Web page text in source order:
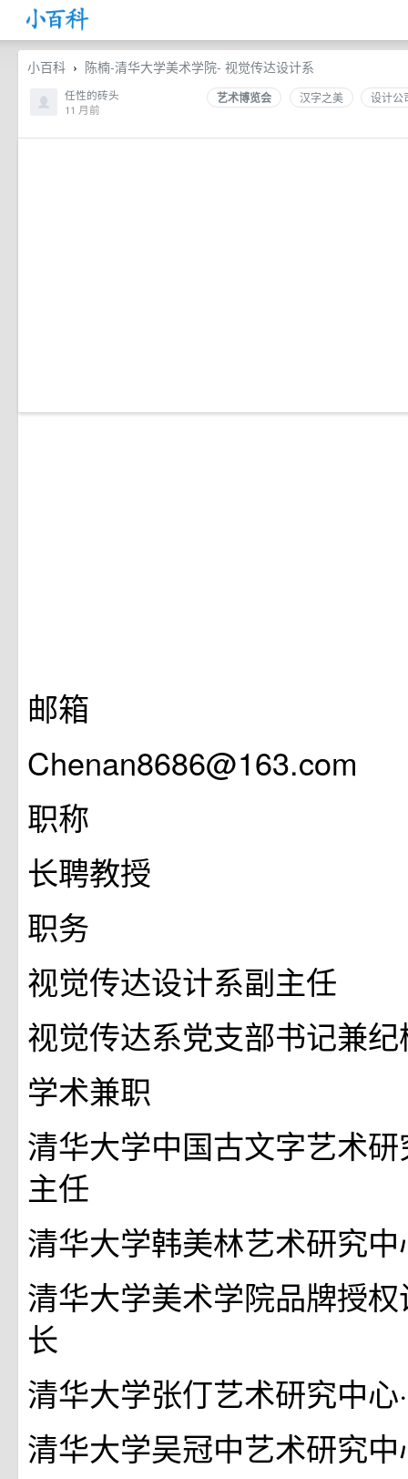
小百科 › 陈楠-清华大学美术学院- 视觉传达设计系
艺术博览会 汉字之美 设计公
任性的砖头
11 月前
邮箱
Chenan8686@163.com
职称
长聘教授
职务
视觉传达设计系副主任
视觉传达系党支部书记兼
学术兼职
清华大学中国古文字艺术研
主任
清华大学韩美林艺术研究中
清华大学美术学院品牌授权
长
清华大学张仃艺术研究中心
清华大学吴冠中艺术研究中